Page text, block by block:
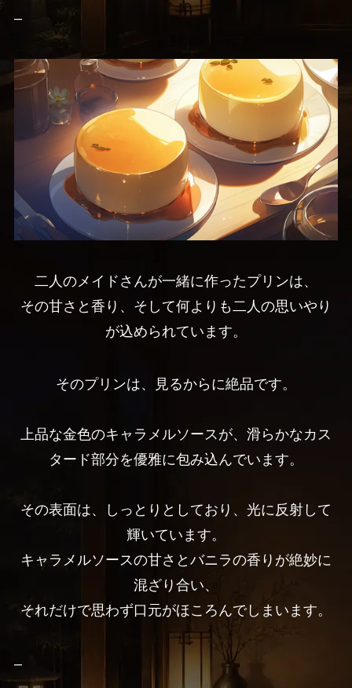
–
二人のメイドさんが一緒に作ったプリンは、
その甘さと香り、そして何よりも二人の思いやり
が込められています。
そのプリンは、見るからに絶品です。
上品な金色のキャラメルソースが、滑らかなカス
タード部分を優雅に包み込んでいます。
その表面は、しっとりとしており、光に反射して
輝いています。
キャラメルソースの甘さとバニラの香りが絶妙に
混ざり合い、
それだけで思わず口元がほころんでしまいます。
–